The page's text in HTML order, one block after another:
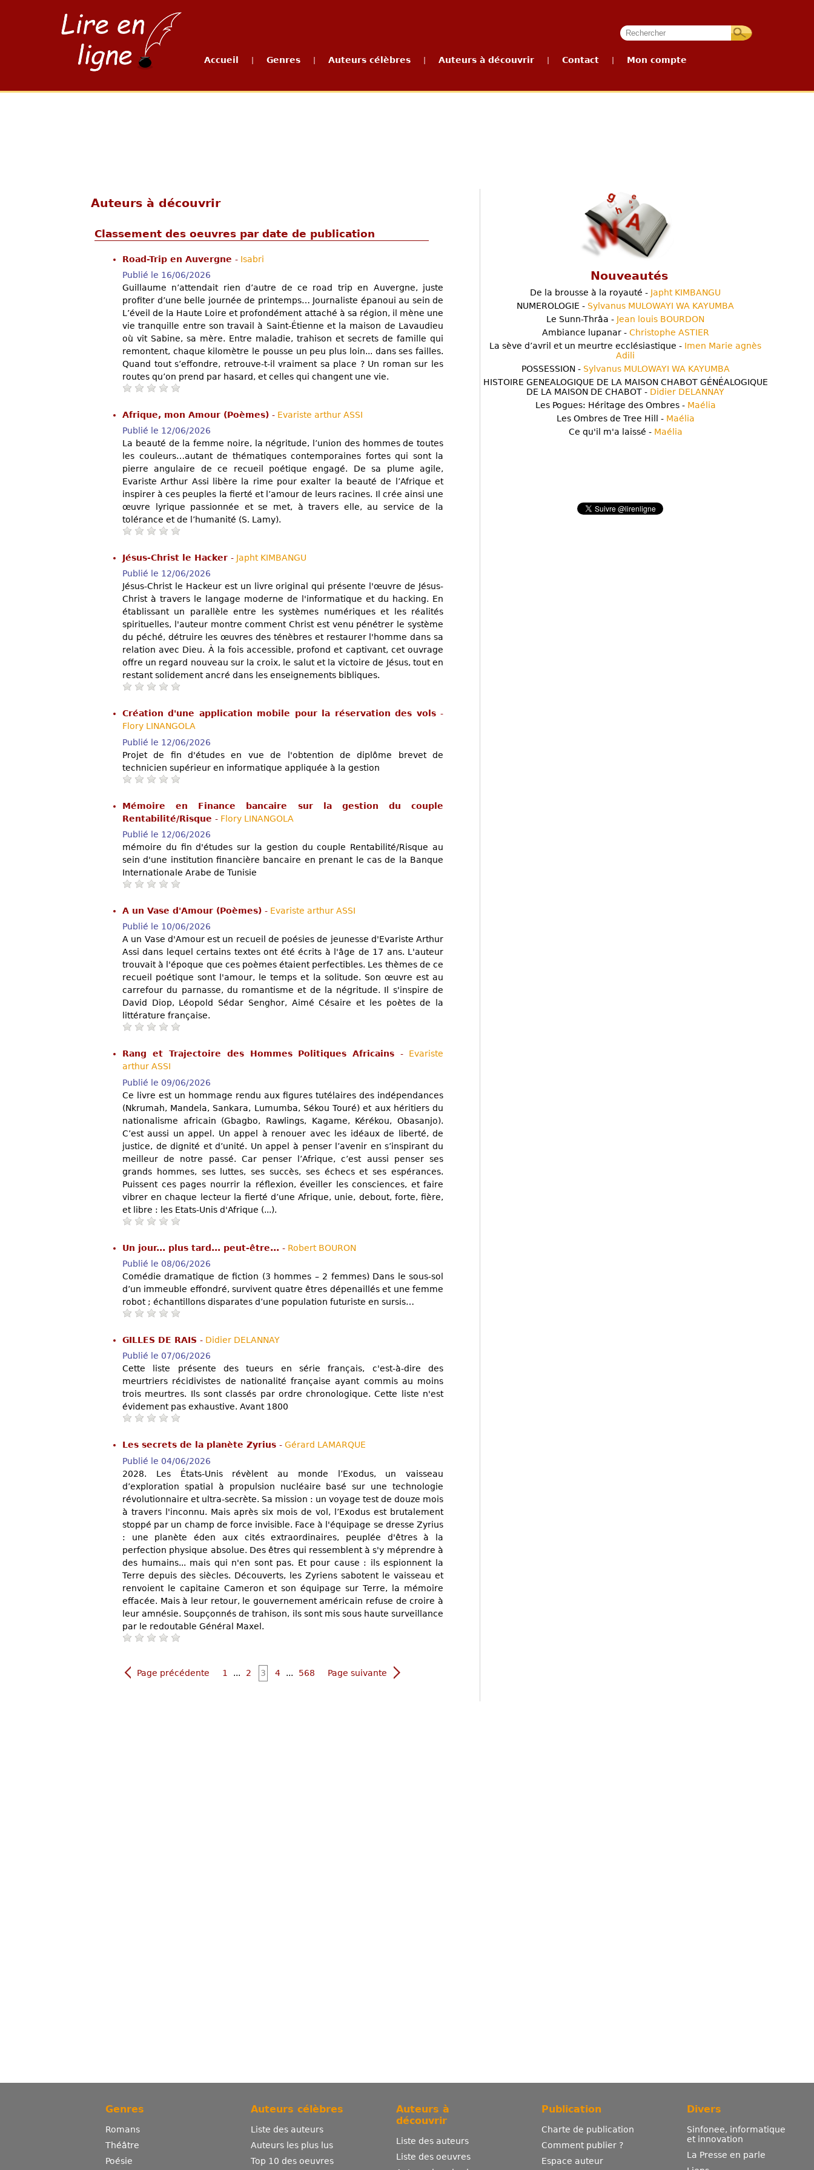
Accueil Genres Auteurs célèbres Auteurs à découvrir Contact Mon compte
Auteurs à découvrir
Classement des oeuvres par date de publication
Road-Trip en Auvergne - Isabri
Publié le 16/06/2026
Guillaume n’attendait rien d’autre de ce road trip en Auvergne, juste
profiter d’une belle journée de printemps… Journaliste épanoui au sein de
L’éveil de la Haute Loire et profondément attaché à sa région, il mène une
vie tranquille entre son travail à Saint-Étienne et la maison de Lavaudieu
où vit Sabine, sa mère. Entre maladie, trahison et secrets de famille qui
remontent, chaque kilomètre le pousse un peu plus loin... dans ses failles.
Quand tout s’effondre, retrouve-t-il vraiment sa place ? Un roman sur les
routes qu’on prend par hasard, et celles qui changent une vie.
Afrique, mon Amour (Poèmes) - Evariste arthur ASSI
Publié le 12/06/2026
La beauté de la femme noire, la négritude, l’union des hommes de toutes
les couleurs…autant de thématiques contemporaines fortes qui sont la
pierre angulaire de ce recueil poétique engagé. De sa plume agile,
Evariste Arthur Assi libère la rime pour exalter la beauté de l’Afrique et
inspirer à ces peuples la fierté et l’amour de leurs racines. Il crée ainsi une
œuvre lyrique passionnée et se met, à travers elle, au service de la
tolérance et de l’humanité (S. Lamy).
Jésus-Christ le Hacker - Japht KIMBANGU
Publié le 12/06/2026
Jésus-Christ le Hackeur est un livre original qui présente l'œuvre de Jésus-
Christ à travers le langage moderne de l'informatique et du hacking. En
établissant un parallèle entre les systèmes numériques et les réalités
spirituelles, l'auteur montre comment Christ est venu pénétrer le système
du péché, détruire les œuvres des ténèbres et restaurer l'homme dans sa
relation avec Dieu. À la fois accessible, profond et captivant, cet ouvrage
offre un regard nouveau sur la croix, le salut et la victoire de Jésus, tout en
restant solidement ancré dans les enseignements bibliques.
Création d'une application mobile pour la réservation des vols -
Flory LINANGOLA
Publié le 12/06/2026
Projet de fin d'études en vue de l'obtention de diplôme brevet de
technicien supérieur en informatique appliquée à la gestion
Mémoire en Finance bancaire sur la gestion du couple
Rentabilité/Risque - Flory LINANGOLA
Publié le 12/06/2026
mémoire du fin d'études sur la gestion du couple Rentabilité/Risque au
sein d'une institution financière bancaire en prenant le cas de la Banque
Internationale Arabe de Tunisie
A un Vase d'Amour (Poèmes) - Evariste arthur ASSI
Publié le 10/06/2026
A un Vase d'Amour est un recueil de poésies de jeunesse d'Evariste Arthur
Assi dans lequel certains textes ont été écrits à l'âge de 17 ans. L'auteur
trouvait à l'époque que ces poèmes étaient perfectibles. Les thèmes de ce
recueil poétique sont l'amour, le temps et la solitude. Son œuvre est au
carrefour du parnasse, du romantisme et de la négritude. Il s'inspire de
David Diop, Léopold Sédar Senghor, Aimé Césaire et les poètes de la
littérature française.
Rang et Trajectoire des Hommes Politiques Africains- Evariste
arthur ASSI
Publié le 09/06/2026
Ce livre est un hommage rendu aux figures tutélaires des indépendances
(Nkrumah, Mandela, Sankara, Lumumba, Sékou Touré) et aux héritiers du
nationalisme africain (Gbagbo, Rawlings, Kagame, Kérékou, Obasanjo).
C’est aussi un appel. Un appel à renouer avec les idéaux de liberté, de
justice, de dignité et d’unité. Un appel à penser l’avenir en s’inspirant du
meilleur de notre passé. Car penser l’Afrique, c’est aussi penser ses
grands hommes, ses luttes, ses succès, ses échecs et ses espérances.
Puissent ces pages nourrir la réflexion, éveiller les consciences, et faire
vibrer en chaque lecteur la fierté d’une Afrique, unie, debout, forte, fière,
et libre : les Etats-Unis d'Afrique (...).
Un jour... plus tard... peut-être... - Robert BOURON
Publié le 08/06/2026
Comédie dramatique de fiction (3 hommes – 2 femmes) Dans le sous-sol
d’un immeuble effondré, survivent quatre êtres dépenaillés et une femme
robot ; échantillons disparates d’une population futuriste en sursis…
GILLES DE RAIS - Didier DELANNAY
Publié le 07/06/2026
Cette liste présente des tueurs en série français, c'est-à-dire des
meurtriers récidivistes de nationalité française ayant commis au moins
trois meurtres. Ils sont classés par ordre chronologique. Cette liste n'est
évidement pas exhaustive. Avant 1800
Les secrets de la planète Zyrius - Gérard LAMARQUE
Publié le 04/06/2026
2028. Les États-Unis révèlent au monde l’Exodus, un vaisseau
d’exploration spatial à propulsion nucléaire basé sur une technologie
révolutionnaire et ultra-secrète. Sa mission : un voyage test de douze mois
à travers l'inconnu. Mais après six mois de vol, l’Exodus est brutalement
stoppé par un champ de force invisible. Face à l'équipage se dresse Zyrius
: une planète éden aux cités extraordinaires, peuplée d'êtres à la
perfection physique absolue. Des êtres qui ressemblent à s'y méprendre à
des humains... mais qui n'en sont pas. Et pour cause : ils espionnent la
Terre depuis des siècles. Découverts, les Zyriens sabotent le vaisseau et
renvoient le capitaine Cameron et son équipage sur Terre, la mémoire
effacée. Mais à leur retour, le gouvernement américain refuse de croire à
leur amnésie. Soupçonnés de trahison, ils sont mis sous haute surveillance
par le redoutable Général Maxel.
Page précédente 1 ... 2 3 4 ... 568 Page suivante
Nouveautés
De la brousse à la royauté - Japht KIMBANGU
NUMEROLOGIE - Sylvanus MULOWAYI WA KAYUMBA
Le Sunn-Thrâa - Jean louis BOURDON
Ambiance lupanar - Christophe ASTIER
La sève d’avril et un meurtre ecclésiastique - Imen Marie agnès
Adili
POSSESSION - Sylvanus MULOWAYI WA KAYUMBA
HISTOIRE GENEALOGIQUE DE LA MAISON CHABOT GÉNÉALOGIQUE
DE LA MAISON DE CHABOT - Didier DELANNAY
Les Pogues: Héritage des Ombres - Maélia
Les Ombres de Tree Hill - Maélia
Ce qu'il m'a laissé - Maélia
Genres
Romans
Théâtre
Poésie
Auteurs célèbres
Liste des auteurs
Auteurs les plus lus
Top 10 des oeuvres
Auteurs à
découvrir
Liste des auteurs
Liste des oeuvres
Publication
Charte de publication
Comment publier ?
Espace auteur
Divers
Sinfonee, informatique
et innovation
La Presse en parle